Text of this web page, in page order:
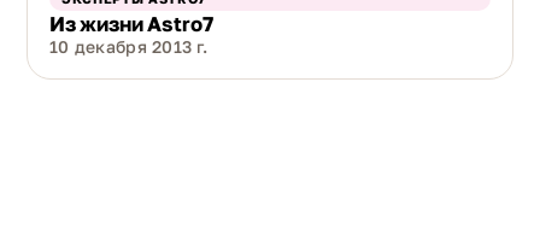
Из жизни Astro7
10 декабря 2013 г.